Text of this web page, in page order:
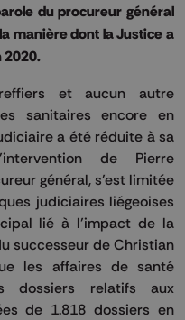
du procureur général
manière dont la Justice a
2020.
et aucun autre
sanitaires encore en
a été réduite à sa
de Pierre
général, s’est limitée
judiciaires liégeoises
lié à l’impact de la
successeur de Christian
les affaires de santé
dossiers relatifs aux
de 1.818 dossiers en